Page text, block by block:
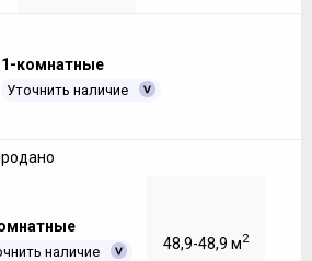
1-комнатные
Уточнить наличие
наличие 48,9-48,9 м2